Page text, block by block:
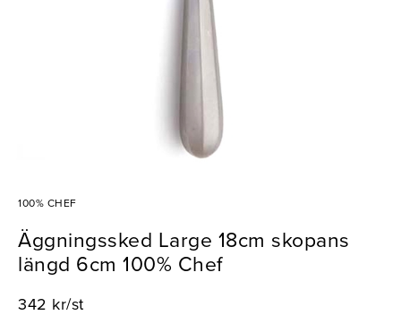
100% CHEF
Äggningssked Large 18cm skopans
längd 6cm 100% Chef
342 kr/st